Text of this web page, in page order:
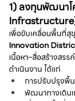
1) ลงทุนพัฒนา
เพื่อขับเคลื่อนพื้นที่สุ
Innovation
เนื้อหา–สื่อสร้างสรร
ดำเนินงาน ได้แก่
การปรับปรุงพื้
พัฒนาทางเดิน